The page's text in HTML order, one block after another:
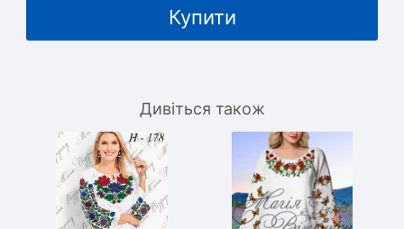
Купити
Дивіться також